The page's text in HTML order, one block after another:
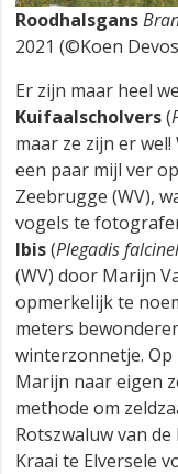
Roodhalsgans
2021 (©Koen
Er zijn maar heel
Kuifaalscholvers(
maar ze zijn er
een paar mijl ver
Zeebrugge (WV),
vogels te
Ibis(Plegadis
(WV) door Marijn
opmerkelijk te
meters
winterzonnetje. Op
Marijn naar eigen
methode om
Rotszwaluw van
Kraai te Elversele